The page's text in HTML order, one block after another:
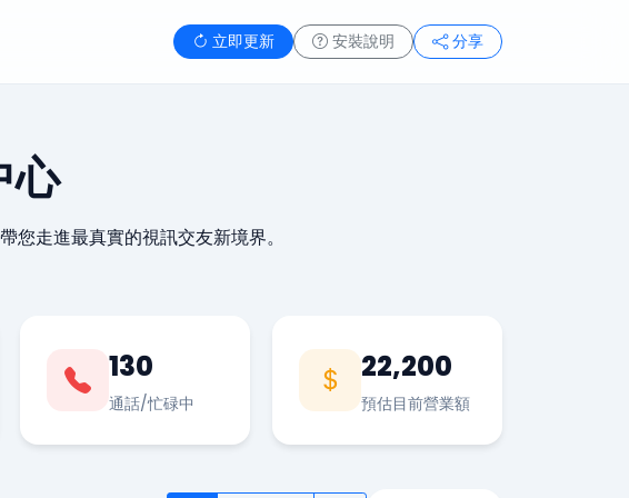
立即更新 安裝說明 分享
心
走進最真實的視訊交友新境界。
130
通話/忙碌中
22,200
預估目前營業額